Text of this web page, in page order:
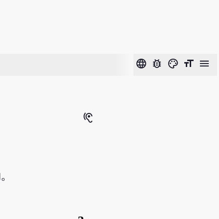
language bug_report color_lens format_size menu
hearing
。